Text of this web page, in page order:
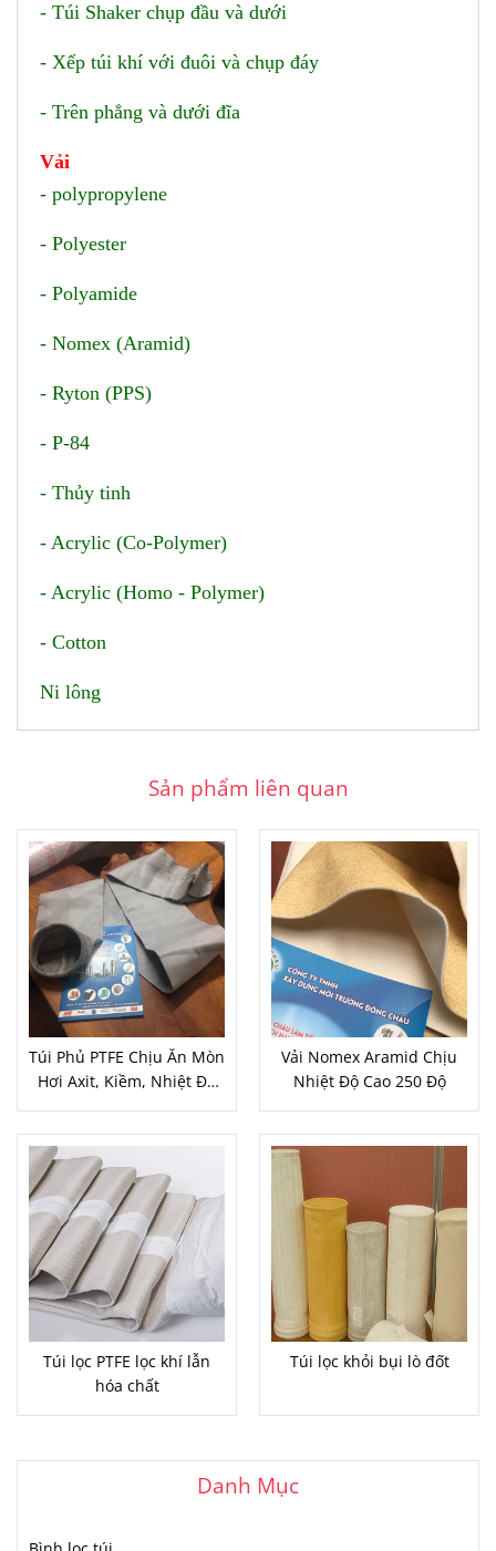
- Túi Shaker chụp đầu và dưới
- Xếp túi khí với đuôi và chụp đáy
- Trên phẳng và dưới đĩa
Vải
- polypropylene
- Polyester
- Polyamide
- Nomex (Aramid)
- Ryton (PPS)
- P-84
- Thủy tinh
- Acrylic (Co-Polymer)
- Acrylic (Homo - Polymer)
- Cotton
Ni lông
Sản phẩm liên quan
Túi Phủ PTFE Chịu Ăn Mòn
Hơi Axit, Kiềm, Nhiệt Độ
Cao
Vải Nomex Aramid Chịu
Nhiệt Độ Cao 250 Độ
Túi lọc PTFE lọc khí lẫn
hóa chất
Túi lọc khỏi bụi lò đốt
Danh Mục